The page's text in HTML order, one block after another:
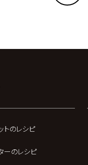
トのレシピ
ーのレシピ